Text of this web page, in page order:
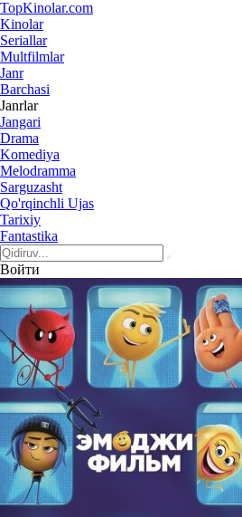
TopKinolar.com
Kinolar
Seriallar
Multfilmlar
Janr
Barchasi
Janrlar
Jangari
Drama
Komediya
Melodramma
Sarguzasht
Qo'rqinchli Ujas
Tarixiy
Fantastika
Войти